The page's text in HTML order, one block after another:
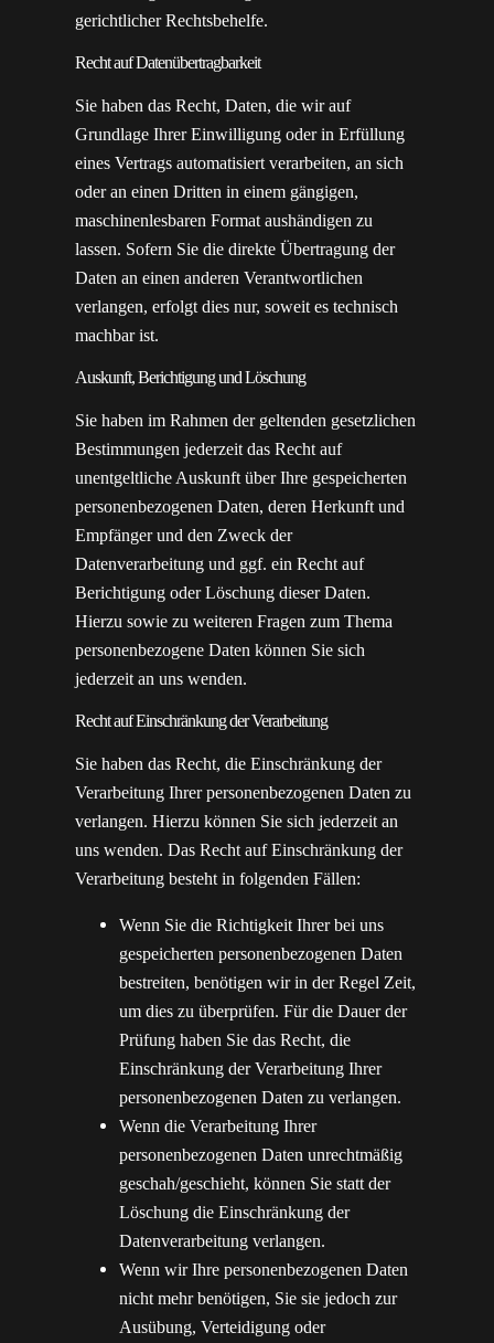
gerichtlicher Rechtsbehelfe.
Recht auf Daten­übertrag­barkeit
Sie haben das Recht, Daten, die wir auf
Grundlage Ihrer Einwilligung oder in Erfüllung
eines Vertrags automatisiert verarbeiten, an sich
oder an einen Dritten in einem gängigen,
maschinenlesbaren Format aushändigen zu
lassen. Sofern Sie die direkte Übertragung der
Daten an einen anderen Verantwortlichen
verlangen, erfolgt dies nur, soweit es technisch
machbar ist.
Auskunft, Berichtigung und Löschung
Sie haben im Rahmen der geltenden gesetzlichen
Bestimmungen jederzeit das Recht auf
unentgeltliche Auskunft über Ihre gespeicherten
personenbezogenen Daten, deren Herkunft und
Empfänger und den Zweck der
Datenverarbeitung und ggf. ein Recht auf
Berichtigung oder Löschung dieser Daten.
Hierzu sowie zu weiteren Fragen zum Thema
personenbezogene Daten können Sie sich
jederzeit an uns wenden.
Recht auf Einschränkung der Verarbeitung
Sie haben das Recht, die Einschränkung der
Verarbeitung Ihrer personenbezogenen Daten zu
verlangen. Hierzu können Sie sich jederzeit an
uns wenden. Das Recht auf Einschränkung der
Verarbeitung besteht in folgenden Fällen:
Wenn Sie die Richtigkeit Ihrer bei uns
gespeicherten personenbezogenen Daten
bestreiten, benötigen wir in der Regel Zeit,
um dies zu überprüfen. Für die Dauer der
Prüfung haben Sie das Recht, die
Einschränkung der Verarbeitung Ihrer
personenbezogenen Daten zu verlangen.
Wenn die Verarbeitung Ihrer
personenbezogenen Daten unrechtmäßig
geschah/geschieht, können Sie statt der
Löschung die Einschränkung der
Datenverarbeitung verlangen.
Wenn wir Ihre personenbezogenen Daten
nicht mehr benötigen, Sie sie jedoch zur
Ausübung, Verteidigung oder